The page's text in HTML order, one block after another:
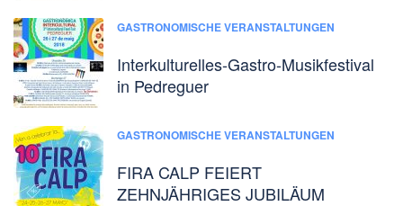
GASTRONOMISCHE VERANSTALTUNGEN
Interkulturelles-Gastro-Musikfestival
in Pedreguer
GASTRONOMISCHE VERANSTALTUNGEN
FIRA CALP FEIERT
ZEHNJÄHRIGES JUBILÄUM